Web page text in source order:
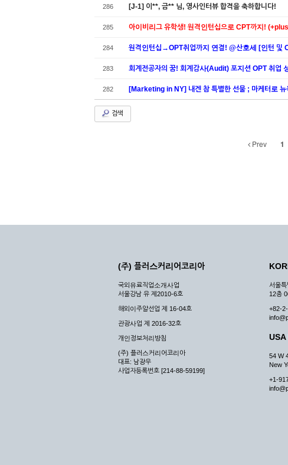
286 [J-1] 이**, 금** 님, 영사인터뷰 합격을 축하합니다!
285 아이비리그 유학생! 원격인턴십으로 CPT까지!
284 원격인턴십→OPT취업까지 연결! @산호세 [인턴 및
283 회계전공자의 꿈! 회계감사(Audit) 포지션 OPT 취업
282 [Marketing in NY] 내겐 참 특별한 선물 ; 마케터로 뉴
검색
Prev 1
(주) 플러스커리어코리아
국외유료직업소개사업
서울강남 유 제2010-6호
해외이주알선업 제 16-04호
관광사업 제 2016-32호
개인정보처리방침
(주) 플러스커리어코리아
대표: 남광우
사업자등록번호 [214-88-59199]
서울
12층
+82-
USA
54 W
New
+1-